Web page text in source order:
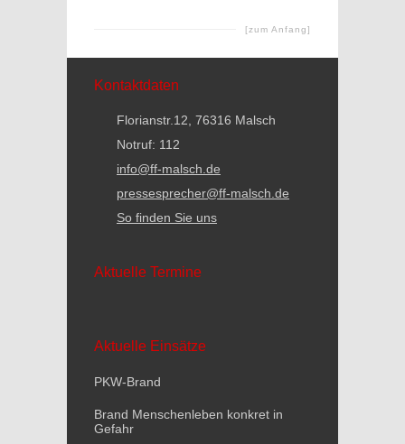
[zum Anfang]
Kontaktdaten
Florianstr.12, 76316 Malsch
Notruf: 112
info@ff-malsch.de
pressesprecher@ff-malsch.de
So finden Sie uns
Aktuelle Termine
Aktuelle Einsätze
PKW-Brand
Brand Menschenleben konkret in
Gefahr